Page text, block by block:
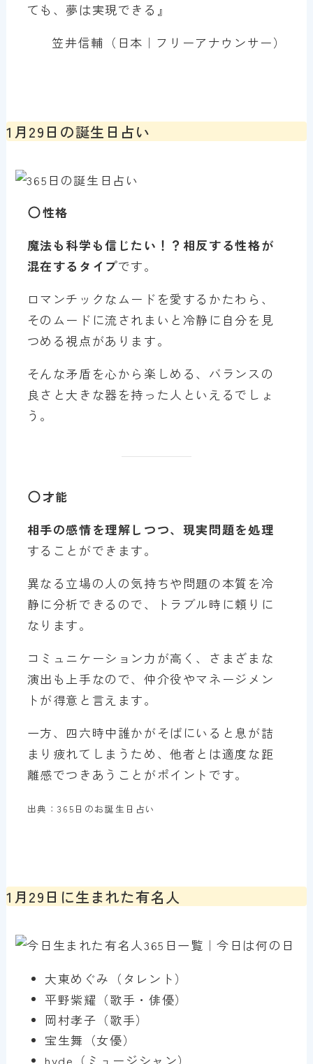
ても、夢は実現できる』
笠井信輔（日本｜フリーアナウンサー）
1月29日の誕生日占い
性格
魔法も科学も信じたい！？相反する性格が
混在するタイプです。
ロマンチックなムードを愛するかたわら、
そのムードに流されまいと冷静に自分を見
つめる視点があります。
そんな矛盾を心から楽しめる、バランスの
良さと大きな器を持った人といえるでしょ
う。
才能
相手の感情を理解しつつ、現実問題を処理
することができます。
異なる立場の人の気持ちや問題の本質を冷
静に分析できるので、トラブル時に頼りに
なります。
コミュニケーション力が高く、さまざまな
演出も上手なので、仲介役やマネージメン
トが得意と言えます。
一方、四六時中誰かがそばにいると息が詰
まり疲れてしまうため、他者とは適度な距
離感でつきあうことがポイントです。
出典：365日のお誕生日占い
1月29日に生まれた有名人
大東めぐみ（タレント）
平野紫耀（歌手・俳優）
岡村孝子（歌手）
宝生舞（女優）
hyde（ミュージシャン）